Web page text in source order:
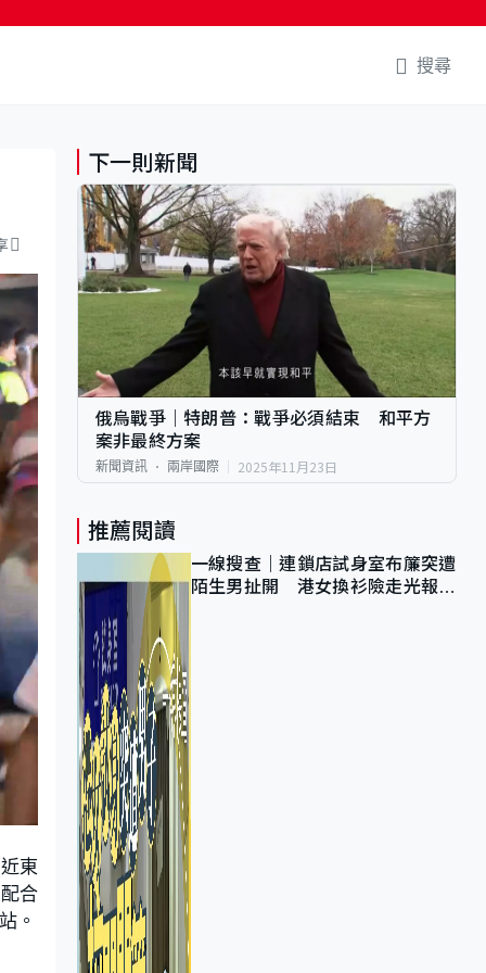
搜尋
東
合
。
下一則新聞
俄烏戰爭｜特朗普：戰爭必須結束 和平方
案非最終方案
新聞資訊 兩岸國際 2025年11月23日
推薦閱讀
一線搜查｜連鎖店試身室布簾突遭
陌生男扯開 港女換衫險走光報